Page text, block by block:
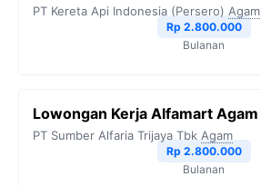
PT Kereta Api Indonesia (Persero) Agam
Rp 2.800.000
Bulanan
Lowongan Kerja Alfamart Agam
PT Sumber Alfaria Trijaya Tbk Agam
Rp 2.800.000
Bulanan